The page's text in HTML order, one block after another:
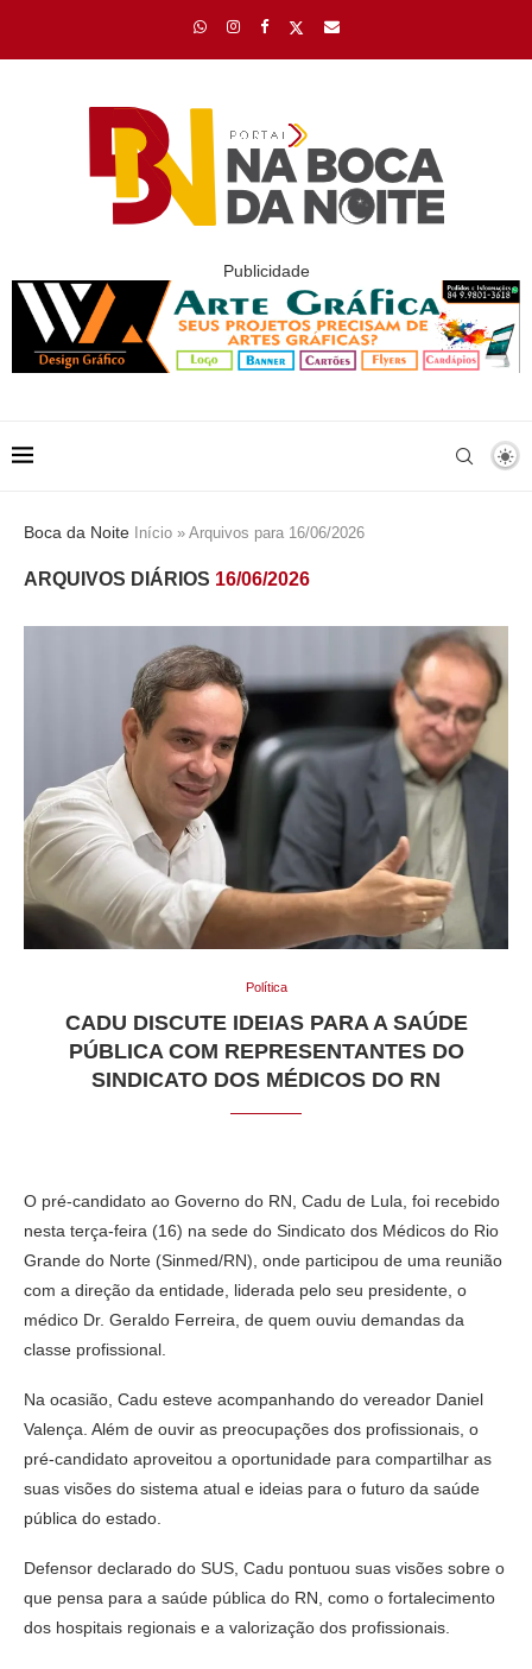
Publicidade
Boca da Noite Início » Arquivos para 16/06/2026
ARQUIVOS DIÁRIOS 16/06/2026
Política
CADU DISCUTE IDEIAS PARA A SAÚDE
PÚBLICA COM REPRESENTANTES DO
SINDICATO DOS MÉDICOS DO RN
O pré-candidato ao Governo do RN, Cadu de Lula, foi recebido
nesta terça-feira (16) na sede do Sindicato dos Médicos do Rio
Grande do Norte (Sinmed/RN), onde participou de uma reunião
com a direção da entidade, liderada pelo seu presidente, o
médico Dr. Geraldo Ferreira, de quem ouviu demandas da
classe profissional.
Na ocasião, Cadu esteve acompanhando do vereador Daniel
Valença. Além de ouvir as preocupações dos profissionais, o
pré-candidato aproveitou a oportunidade para compartilhar as
suas visões do sistema atual e ideias para o futuro da saúde
pública do estado.
Defensor declarado do SUS, Cadu pontuou suas visões sobre o
que pensa para a saúde pública do RN, como o fortalecimento
dos hospitais regionais e a valorização dos profissionais.